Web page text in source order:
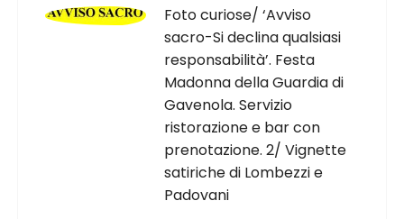
Foto curiose/ ‘Avviso
sacro-Si declina qualsiasi
responsabilità’. Festa
Madonna della Guardia di
Gavenola. Servizio
ristorazione e bar con
prenotazione. 2/ Vignette
satiriche di Lombezzi e
Padovani